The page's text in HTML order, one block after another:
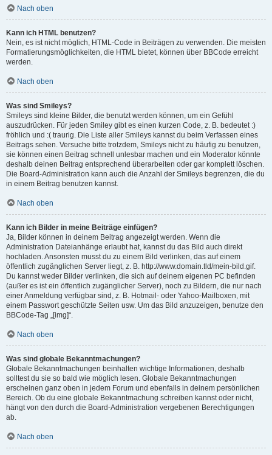
Nach oben
Kann ich HTML benutzen?
Nein, es ist nicht möglich, HTML-Code in Beiträgen zu verwenden. Die meisten
Formatierungsmöglichkeiten, die HTML bietet, können über BBCode erreicht
werden.
Nach oben
Was sind Smileys?
Smileys sind kleine Bilder, die benutzt werden können, um ein Gefühl
auszudrücken. Für jeden Smiley gibt es einen kurzen Code, z. B. bedeutet :)
fröhlich und :( traurig. Die Liste aller Smileys kannst du beim Verfassen eines
Beitrags sehen. Versuche bitte trotzdem, Smileys nicht zu häufig zu benutzen,
sie können einen Beitrag schnell unlesbar machen und ein Moderator könnte
deshalb deinen Beitrag entsprechend überarbeiten oder gar komplett löschen.
Die Board-Administration kann auch die Anzahl der Smileys begrenzen, die du
in einem Beitrag benutzen kannst.
Nach oben
Kann ich Bilder in meine Beiträge einfügen?
Ja, Bilder können in deinem Beitrag angezeigt werden. Wenn die
Administration Dateianhänge erlaubt hat, kannst du das Bild auch direkt
hochladen. Ansonsten musst du zu einem Bild verlinken, das auf einem
öffentlich zugänglichen Server liegt, z. B. http://www.domain.tld/mein-bild.gif.
Du kannst weder Bilder verlinken, die sich auf deinem eigenen PC befinden
(außer es ist ein öffentlich zugänglicher Server), noch zu Bildern, die nur nach
einer Anmeldung verfügbar sind, z. B. Hotmail- oder Yahoo-Mailboxen, mit
einem Passwort geschützte Seiten usw. Um das Bild anzuzeigen, benutze den
BBCode-Tag „[img]“.
Nach oben
Was sind globale Bekanntmachungen?
Globale Bekanntmachungen beinhalten wichtige Informationen, deshalb
solltest du sie so bald wie möglich lesen. Globale Bekanntmachungen
erscheinen ganz oben in jedem Forum und ebenfalls in deinem persönlichen
Bereich. Ob du eine globale Bekanntmachung schreiben kannst oder nicht,
hängt von den durch die Board-Administration vergebenen Berechtigungen
ab.
Nach oben